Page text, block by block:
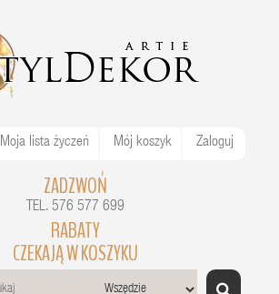
Moja lista życzeń Mój koszyk Zaloguj
ZADZWOŃ
TEL. 576 577 699
RABATY
CZEKAJĄ W KOSZYKU